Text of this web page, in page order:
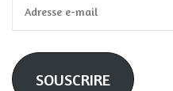
e-
mail
SOUSCRIRE